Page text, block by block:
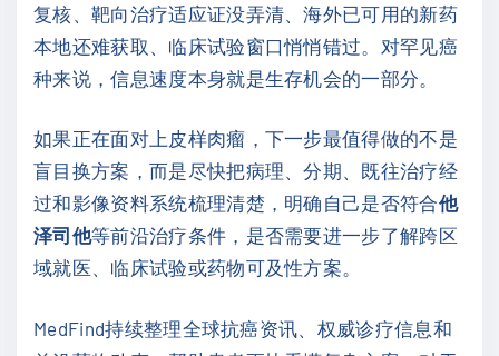
复核、靶向治疗适应证没弄清、海外已可用的新药
本地还难获取、临床试验窗口悄悄错过。对罕见癌
种来说，信息速度本身就是生存机会的一部分。
如果正在面对上皮样肉瘤，下一步最值得做的不是
盲目换方案，而是尽快把病理、分期、既往治疗经
过和影像资料系统梳理清楚，明确自己是否符合他
泽司他等前沿治疗条件，是否需要进一步了解跨区
域就医、临床试验或药物可及性方案。
MedFind持续整理全球抗癌资讯、权威诊疗信息和